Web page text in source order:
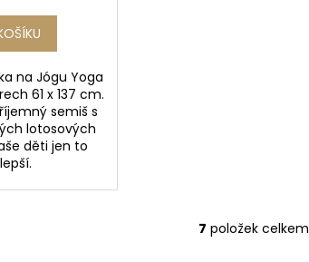
na Jógu Yoga
61 x 137 cm.
semiš s
lotosových
děti jen to
O
7 položek celkem